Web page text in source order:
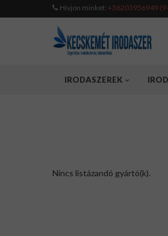
Hívjon minket: +36203956949
IRODASZEREK
Nincs listázandó gyártó(k).